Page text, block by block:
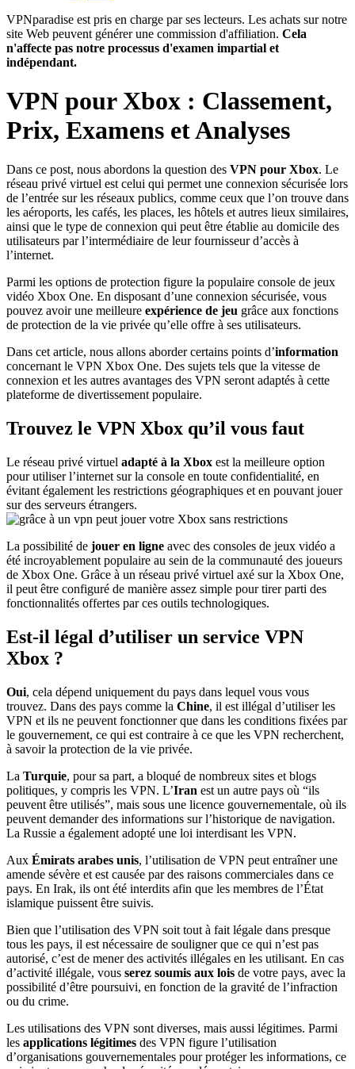
VPNparadise est pris en charge par ses lecteurs. Les achats sur notre
site Web peuvent générer une commission d'affiliation. Cela
n'affecte pas notre processus d'examen impartial et
indépendant.
VPN pour Xbox : Classement,
Prix, Examens et Analyses
Dans ce post, nous abordons la question des VPN pour Xbox. Le
réseau privé virtuel est celui qui permet une connexion sécurisée lors
de l’entrée sur les réseaux publics, comme ceux que l’on trouve dans
les aéroports, les cafés, les places, les hôtels et autres lieux similaires,
ainsi que le type de connexion qui peut être établie au domicile des
utilisateurs par l’intermédiaire de leur fournisseur d’accès à
l’internet.
Parmi les options de protection figure la populaire console de jeux
vidéo Xbox One. En disposant d’une connexion sécurisée, vous
pouvez avoir une meilleure expérience de jeu grâce aux fonctions
de protection de la vie privée qu’elle offre à ses utilisateurs.
Dans cet article, nous allons aborder certains points d’information
concernant le VPN Xbox One. Des sujets tels que la vitesse de
connexion et les autres avantages des VPN seront adaptés à cette
plateforme de divertissement populaire.
Trouvez le VPN Xbox qu’il vous faut
Le réseau privé virtuel adapté à la Xbox est la meilleure option
pour utiliser l’internet sur la console en toute confidentialité, en
évitant également les restrictions géographiques et en pouvant jouer
sur des serveurs étrangers.
La possibilité de jouer en ligne avec des consoles de jeux vidéo a
été incroyablement populaire au sein de la communauté des joueurs
de Xbox One. Grâce à un réseau privé virtuel axé sur la Xbox One,
il peut être configuré de manière assez simple pour tirer parti des
fonctionnalités offertes par ces outils technologiques.
Est-il légal d’utiliser un service VPN
Xbox ?
Oui, cela dépend uniquement du pays dans lequel vous vous
trouvez. Dans des pays comme la Chine, il est illégal d’utiliser les
VPN et ils ne peuvent fonctionner que dans les conditions fixées par
le gouvernement, ce qui est contraire à ce que les VPN recherchent,
à savoir la protection de la vie privée.
La Turquie, pour sa part, a bloqué de nombreux sites et blogs
politiques, y compris les VPN. L’Iran est un autre pays où “ils
peuvent être utilisés”, mais sous une licence gouvernementale, où ils
peuvent demander des informations sur l’historique de navigation.
La Russie a également adopté une loi interdisant les VPN.
Aux Émirats arabes unis, l’utilisation de VPN peut entraîner une
amende sévère et est causée par des raisons commerciales dans ce
pays. En Irak, ils ont été interdits afin que les membres de l’État
islamique puissent être suivis.
Bien que l’utilisation des VPN soit tout à fait légale dans presque
tous les pays, il est nécessaire de souligner que ce qui n’est pas
autorisé, c’est de mener des activités illégales en les utilisant. En cas
d’activité illégale, vous serez soumis aux lois de votre pays, avec la
possibilité d’être poursuivi, en fonction de la gravité de l’infraction
ou du crime.
Les utilisations des VPN sont diverses, mais aussi légitimes. Parmi
les applications légitimes des VPN figure l’utilisation
d’organisations gouvernementales pour protéger les informations, ce